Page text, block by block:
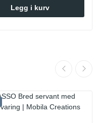
Legg i kurv